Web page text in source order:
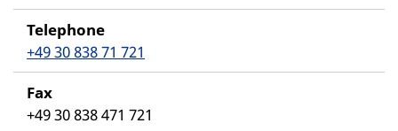
Telephone
+49 30 838 71 721
Fax
+49 30 838 471 721